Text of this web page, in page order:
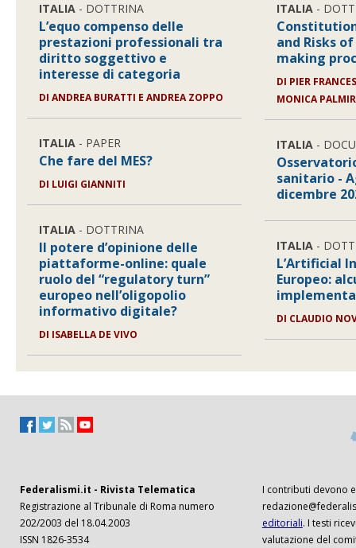
ITALIA - DOTTRINA
L’equo compenso delle
prestazioni professionali tra
diritto soggettivo e
interesse di categoria
DIANDREA BURATTI E ANDREA ZOPPO
ITALIA - PAPER
Che fare del MES?
DI LUIGI GIANNITI
ITALIA - DOTTRINA
Il potere d’opinione delle
piattaforme-online: quale
ruolo del “regulatory turn”
europeo nell’oligopolio
informativo digitale?
DI ISABELLA DE VIVO
ITALIA -
and Risks
making
DI PIER
MONICA
ITALIA -
sanitario -
dicembre
ITALIA -
L’Artificial
Europeo:
DI CLAUDIO
Federalismi.it - Rivista Telematica
Registrazione al Tribunale di Roma numero
202/2003 del 18.04.2003
ISSN 1826-3534
I contributi devono
editoriali. I testi
valutazione del